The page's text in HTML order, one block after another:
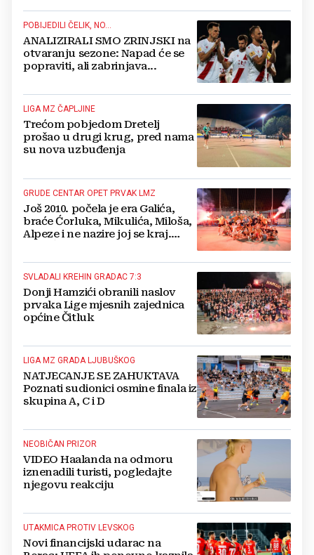
POBIJEDILI ČELIK, NO...
ANALIZIRALI SMO ZRINJSKI na
otvaranju sezone: Napad će se
popraviti, ali zabrinjava...
LIGA MZ ČAPLJINE
Trećom pobjedom Dretelj
prošao u drugi krug, pred nama
su nova uzbuđenja
GRUDE CENTAR OPET PRVAK LMZ
Još 2010. počela je era Galića,
braće Ćorluka, Mikulića, Miloša,
Alpeze i ne nazire joj se kraj.
SVLADALI KREHIN GRADAC 7:3
Donji Hamzići obranili naslov
prvaka Lige mjesnih zajednica
općine Čitluk
LIGA MZ GRADA LJUBUŠKOG
NATJECANJE SE ZAHUKTAVA
Poznati sudionici osmine finala iz
skupina A, C i D
NEOBIČAN PRIZOR
VIDEO Haalanda na odmoru
iznenadili turisti, pogledajte
njegovu reakciju
UTAKMICA PROTIV LEVSKOG
Novi financijski udarac na